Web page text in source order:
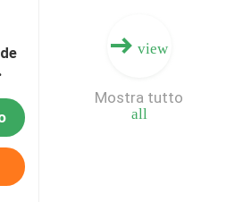
view
all
Mostra tutto